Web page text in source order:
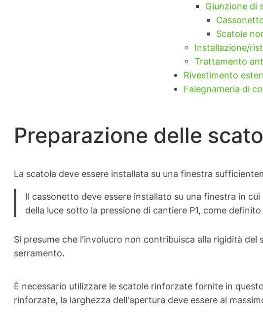
Giunzione di
Scatole
Installazione/
Trattamento
Rivestimento
Falegnameria di
Preparazione delle
La scatola deve essere installata su una finestra
Il cassonetto deve essere installato su una finestra in
della luce sotto la pressione di cantiere P1, come
Si presume che l'involucro non contribuisca alla rigidità
serramento.
È necessario utilizzare le scatole rinforzate fornite in
rinforzate, la larghezza dell'apertura deve essere al